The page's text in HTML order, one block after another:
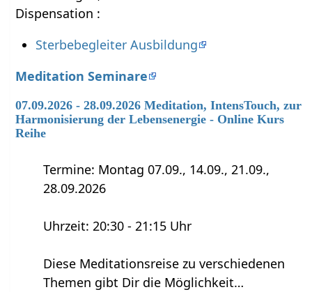
Dispensation :
Sterbebegleiter Ausbildung
Meditation Seminare
07.09.2026 - 28.09.2026 Meditation, IntensTouch, zur
Harmonisierung der Lebensenergie - Online Kurs
Reihe
Termine: Montag 07.09., 14.09., 21.09.,
28.09.2026
Uhrzeit: 20:30 - 21:15 Uhr
Diese Meditationsreise zu verschiedenen
Themen gibt Dir die Möglichkeit…